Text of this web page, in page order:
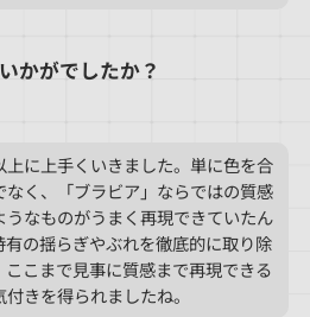
かがでしたか？
上に上手くいきました。単に色を合
なく、「ブラビア」ならではの質感
うなものがうまく再現できていたん
有の揺らぎやぶれを徹底的に取り除
ここまで見事に質感まで再現できる
きを得られましたね。